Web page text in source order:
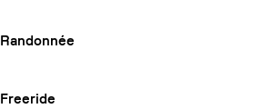
Randonnée
Freeride